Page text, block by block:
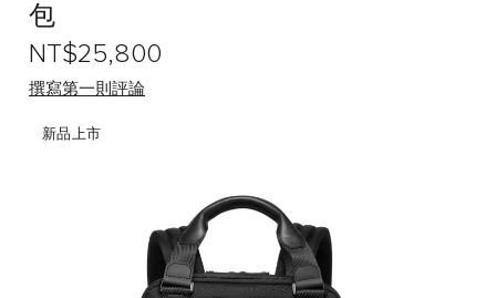
新品上市
包
NT$25,800
撰寫第一則評論